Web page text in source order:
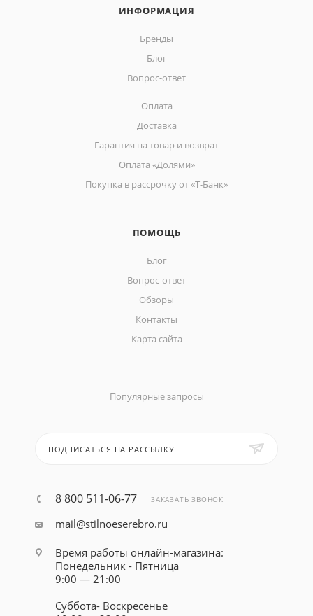
ИНФОРМАЦИЯ
Бренды
Блог
Вопрос-ответ
Оплата
Доставка
Гарантия на товар и возврат
Оплата «Долями»
Покупка в рассрочку от «Т-Банк»
ПОМОЩЬ
Блог
Вопрос-ответ
Обзоры
Контакты
Карта сайта
Популярные запросы
ПОДПИСАТЬСЯ НА РАССЫЛКУ
8 800 511-06-77 ЗАКАЗАТЬ ЗВОНОК
mail@stilnoeserebro.ru
Время работы онлайн-магазина:
Понедельник - Пятница
9:00 — 21:00
Суббота- Воскресенье